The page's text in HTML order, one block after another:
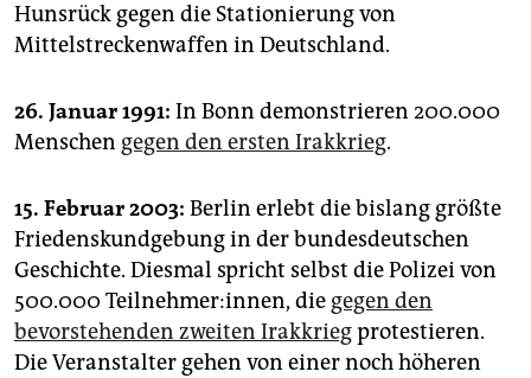
Hunsrück gegen die Stationierung von
Mittelstreckenwaffen in Deutschland.
26. Januar 1991: In Bonn demonstrieren 200.000
Menschen gegen den ersten Irakkrieg.
15. Februar 2003: Berlin erlebt die bislang größte
Friedenskundgebung in der bundesdeutschen
Geschichte. Diesmal spricht selbst die Polizei von
500.000 Teilnehmer:innen, die gegen den
bevorstehenden zweiten Irakkriegprotestieren.
Die Veranstalter gehen von einer noch höheren